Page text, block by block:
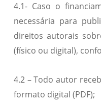
4.1- Caso o
necessária para
direitos autorais
(físico ou digital),
4.2 – Todo autor
formato digital (PDF);